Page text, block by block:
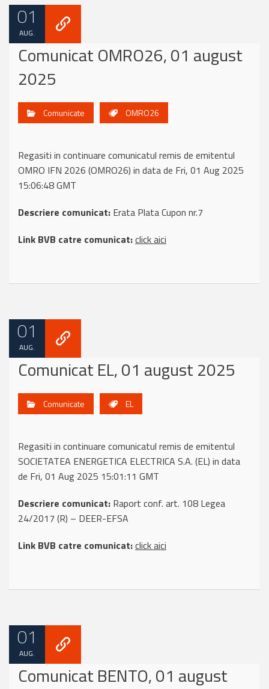
01
AUG.
Comunicat OMRO26, 01 august
2025
Comunicate OMRO26
Regasiti in continuare comunicatul remis de emitentul
OMRO IFN 2026 (OMRO26) in data de Fri, 01 Aug 2025
15:06:48 GMT
Descriere comunicat: Erata Plata Cupon nr.7
Link BVB catre comunicat:click aici
01
AUG.
Comunicat EL, 01 august 2025
Comunicate EL
Regasiti in continuare comunicatul remis de emitentul
SOCIETATEA ENERGETICA ELECTRICA S.A. (EL) in data
de Fri, 01 Aug 2025 15:01:11 GMT
Descriere comunicat: Raport conf. art. 108 Legea
24/2017 (R) – DEER-EFSA
Link BVB catre comunicat:click aici
01
AUG.
Comunicat BENTO, 01 august